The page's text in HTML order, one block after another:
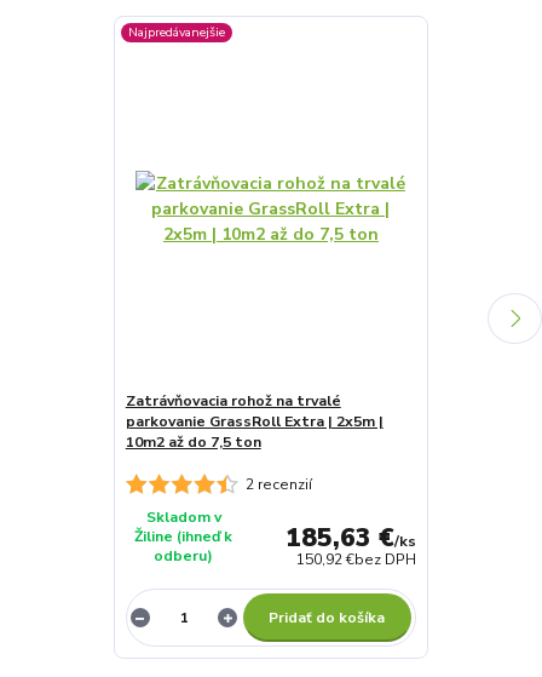
Najpredávanejšie
2 recenzií
Zatrávňovacia rohož na trvalé
parkovanie GrassRoll Extra | 2x5m |
10m2 až do 7,5 ton
185,63 €/ks
150,92 €bez DPH
Skladom v
Žiline (ihneď k
odberu)
Pridať do košíka